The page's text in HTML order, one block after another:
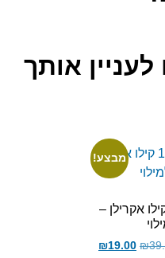
אותך
מבצע!
קילו אקרילן –
₪
₪19.00